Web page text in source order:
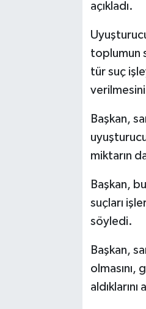
açıkladı.
toplumun
tür suç
Başkan,
miktarın
Başkan,
suçları
söyledi.
Başkan,
olmasını,
aldıklarını